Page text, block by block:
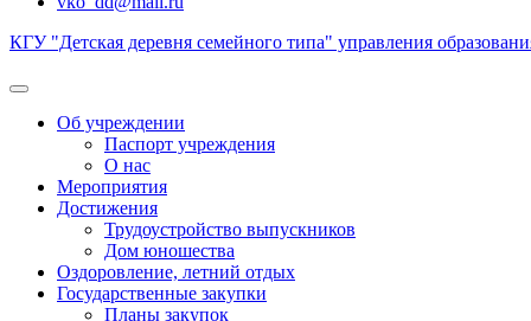
КГУ "Детская деревня семейного типа" управления
Об учреждении
Паспорт учреждения
О нас
Мероприятия
Достижения
Трудоустройство выпускников
Дом юношества
Оздоровление, летний отдых
Государственные закупки
Планы закупок